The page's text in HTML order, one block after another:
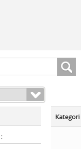
:
Kategori